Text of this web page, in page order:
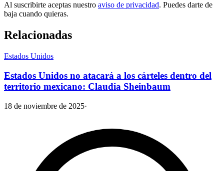
Al suscribirte aceptas nuestro aviso de privacidad. Puedes darte de
baja cuando quieras.
Relacionadas
Estados Unidos
Estados Unidos no atacará a los cárteles dentro del
territorio mexicano: Claudia Sheinbaum
18 de noviembre de 2025·